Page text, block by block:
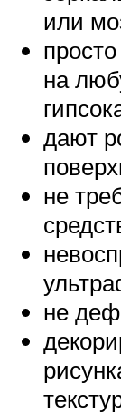
или
на
дают
не
не